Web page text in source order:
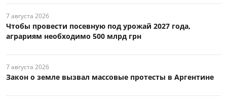
7 августа 2026
Чтобы провести посевную под урожай 2027 года,
аграриям необходимо 500 млрд грн
7 августа 2026
Закон о земле вызвал массовые протесты в Аргентине